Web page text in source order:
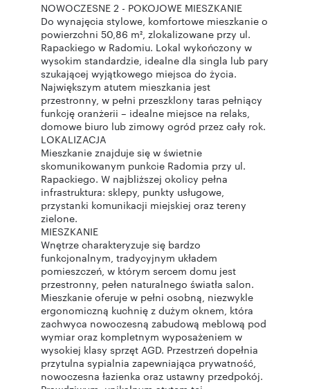
NOWOCZESNE 2 - POKOJOWE MIESZKANIE
Do wynajęcia stylowe, komfortowe mieszkanie o
powierzchni 50,86 m², zlokalizowane przy ul.
Rapackiego w Radomiu. Lokal wykończony w
wysokim standardzie, idealne dla singla lub pary
szukającej wyjątkowego miejsca do życia.
Największym atutem mieszkania jest
przestronny, w pełni przeszklony taras pełniący
funkcję oranżerii – idealne miejsce na relaks,
domowe biuro lub zimowy ogród przez cały rok.
LOKALIZACJA
Mieszkanie znajduje się w świetnie
skomunikowanym punkcie Radomia przy ul.
Rapackiego. W najbliższej okolicy pełna
infrastruktura: sklepy, punkty usługowe,
przystanki komunikacji miejskiej oraz tereny
zielone.
MIESZKANIE
Wnętrze charakteryzuje się bardzo
funkcjonalnym, tradycyjnym układem
pomieszczeń, w którym sercem domu jest
przestronny, pełen naturalnego światła salon.
Mieszkanie oferuje w pełni osobną, niezwykle
ergonomiczną kuchnię z dużym oknem, która
zachwyca nowoczesną zabudową meblową pod
wymiar oraz kompletnym wyposażeniem w
wysokiej klasy sprzęt AGD. Przestrzeń dopełnia
przytulna sypialnia zapewniająca prywatność,
nowoczesna łazienka oraz ustawny przedpokój.